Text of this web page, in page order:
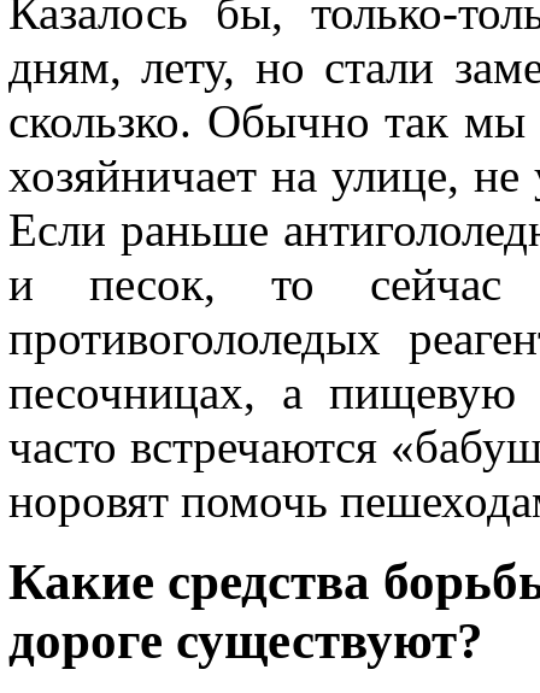
Казалось бы, только-
дням, лету, но стали
скользко. Обычно так
хозяйничает на улице,
Если раньше
и песок, то сейчас
противогололедых
песочницах, а
часто встречаются
норовят помочь
Какие средства
дороге существуют?